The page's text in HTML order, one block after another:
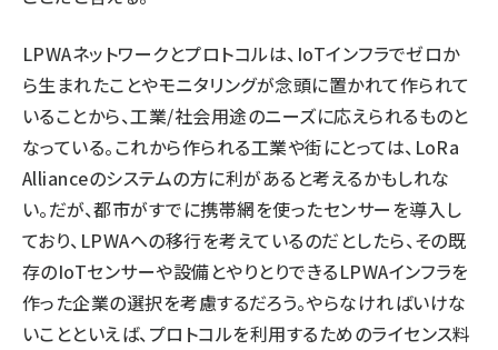
LPWAネットワークとプロトコルは、IoTインフラでゼロか
ら生まれたことやモニタリングが念頭に置かれて作られて
いることから、工業/社会用途のニーズに応えられるものと
なっている。これから作られる工業や街にとっては、LoRa
Allianceのシステムの方に利があると考えるかもしれな
い。だが、都市がすでに携帯網を使ったセンサーを導入し
ており、LPWAへの移行を考えているのだとしたら、その既
存のIoTセンサーや設備とやりとりできるLPWAインフラを
作った企業の選択を考慮するだろう。やらなければいけな
いことといえば、プロトコルを利用するためのライセンス料